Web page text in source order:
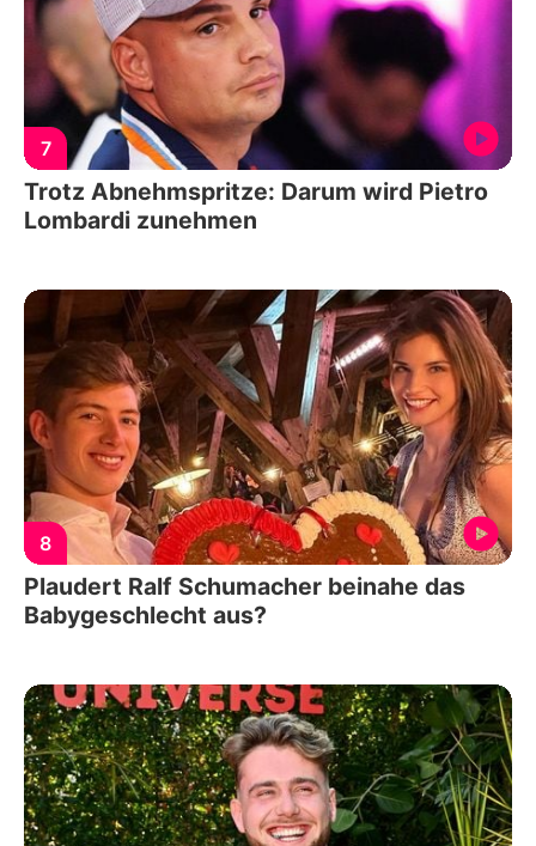
7
Trotz Abnehmspritze: Darum wird Pietro
Lombardi zunehmen
8
Plaudert Ralf Schumacher beinahe das
Babygeschlecht aus?